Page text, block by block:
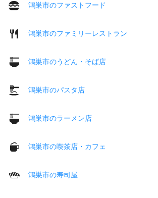
鴻巣市のファストフード
鴻巣市のファミリーレストラン
鴻巣市のうどん・そば店
鴻巣市のパスタ店
鴻巣市のラーメン店
鴻巣市の喫茶店・カフェ
鴻巣市の寿司屋